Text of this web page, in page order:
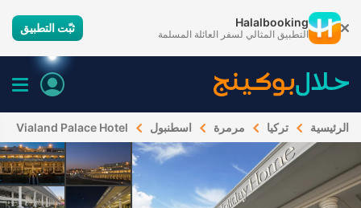
Halalbooking
التطبيق المثالي لسفر العائلة المسلمة ثبّت التطبيق
الرئيسية تركيا مرمرة اسطنبول Vialand Palace Hotel